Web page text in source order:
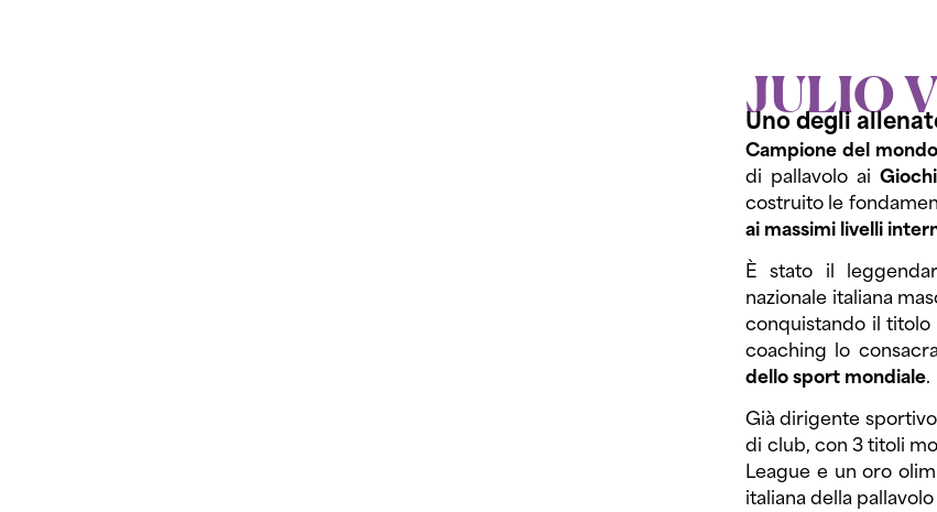
JULIO
Uno degli
Campione del
di pallavolo ai
costruito le
ai massimi livelli
È stato il
nazionale italiana
conquistando il titolo
coaching lo
dello sport mondiale.
Già dirigente
di club, con 3 titoli
League e un oro
italiana della